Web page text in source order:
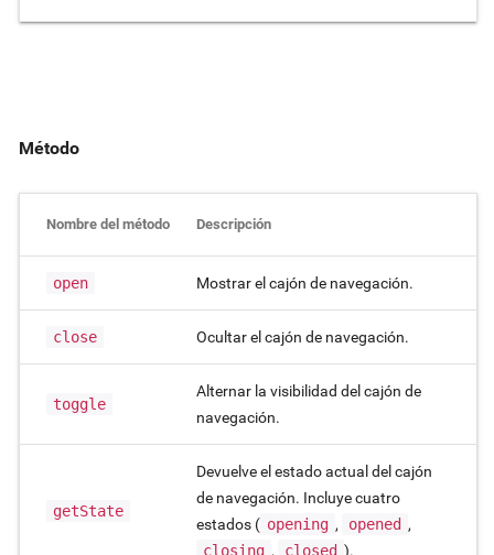
Método
Nombre del método Descripción
open Mostrar el cajón de navegación.
close Ocultar el cajón de navegación.
toggle
Alternar la visibilidad del cajón de
navegación.
getState
Devuelve el estado actual del cajón
de navegación. Incluye cuatro
estados ( opening , opened ,
closing , closed ).